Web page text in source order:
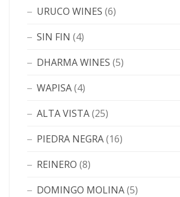
URUCO WINES (6)
SIN FIN (4)
DHARMA WINES (5)
WAPISA(4)
ALTA VISTA(25)
PIEDRA NEGRA(16)
REINERO (8)
DOMINGO MOLINA(5)